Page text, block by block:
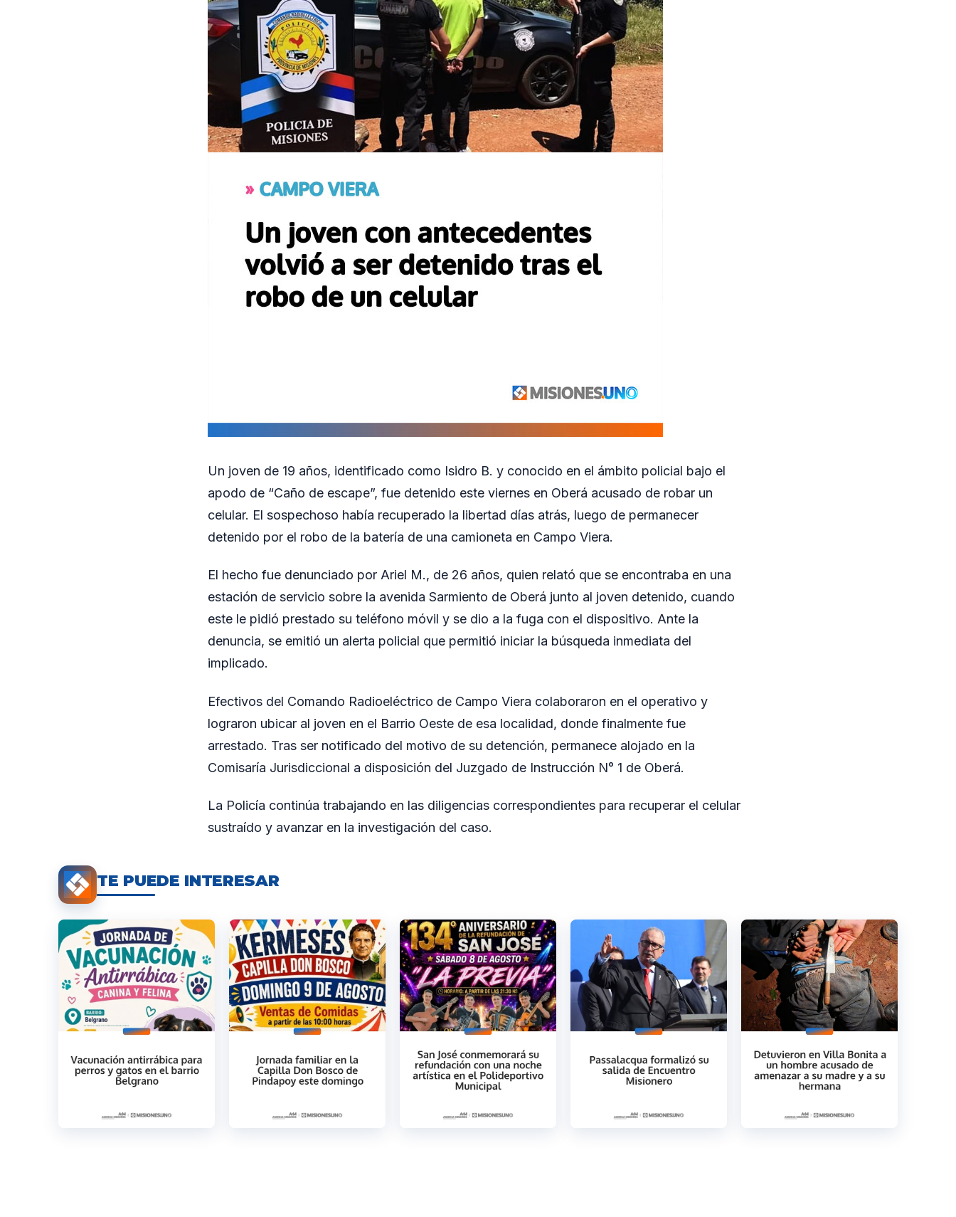
Un joven de 19 años, identificado como Isidro B. y conocido en el ámbito policial bajo el
apodo de “Caño de escape”, fue detenido este viernes en Oberá acusado de robar un
celular. El sospechoso había recuperado la libertad días atrás, luego de permanecer
detenido por el robo de la batería de una camioneta en Campo Viera.
El hecho fue denunciado por Ariel M., de 26 años, quien relató que se encontraba en una
estación de servicio sobre la avenida Sarmiento de Oberá junto al joven detenido, cuando
este le pidió prestado su teléfono móvil y se dio a la fuga con el dispositivo. Ante la
denuncia, se emitió un alerta policial que permitió iniciar la búsqueda inmediata del
implicado.
Efectivos del Comando Radioeléctrico de Campo Viera colaboraron en el operativo y
lograron ubicar al joven en el Barrio Oeste de esa localidad, donde finalmente fue
arrestado. Tras ser notificado del motivo de su detención, permanece alojado en la
Comisaría Jurisdiccional a disposición del Juzgado de Instrucción N° 1 de Oberá.
La Policía continúa trabajando en las diligencias correspondientes para recuperar el celular
sustraído y avanzar en la investigación del caso.
TE PUEDE INTERESAR